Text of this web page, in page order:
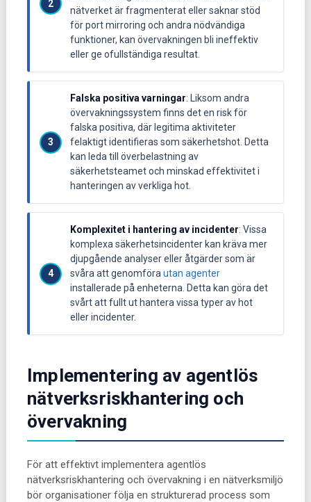
nätverket är fragmenterat eller saknar stöd
för port mirroring och andra nödvändiga
funktioner, kan övervakningen bli ineffektiv
eller ge ofullständiga resultat.
Falska positiva varningar: Liksom andra
övervakningssystem finns det en risk för
falska positiva, där legitima aktiviteter
felaktigt identifieras som säkerhetshot. Detta
kan leda till överbelastning av
säkerhetsteamet och minskad effektivitet i
hanteringen av verkliga hot.
Komplexitet i hantering av incidenter: Vissa
komplexa säkerhetsincidenter kan kräva mer
djupgående analyser eller åtgärder som är
svåra att genomföra utan agenter
installerade på enheterna. Detta kan göra det
svårt att fullt ut hantera vissa typer av hot
eller incidenter.
Implementering av agentlös
nätverksriskhantering och
övervakning
För att effektivt implementera agentlös
nätverksriskhantering och övervakning i en nätverksmiljö
bör organisationer följa en strukturerad process som